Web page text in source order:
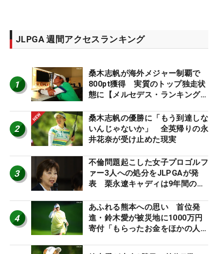
JLPGA 週間アクセスランキング
1
桑木志帆が海外メジャー制覇で
800pt獲得 実質のトップ独走状
態に【メルセデス・ランキング番
2
桑木志帆の優勝に「もう到達しな
いんじゃないか」 全英帰りの永
井花奈が受け止めた現実
3
不倫問題起こした女子プロゴルフ
ァー3人への処分をJLPGAが発
表 栗永遼キャディは9年間の立
4
あふれる熊本への思い 首位発
進・鈴木愛が被災地に1000万円
寄付「もらったお金をほかの人